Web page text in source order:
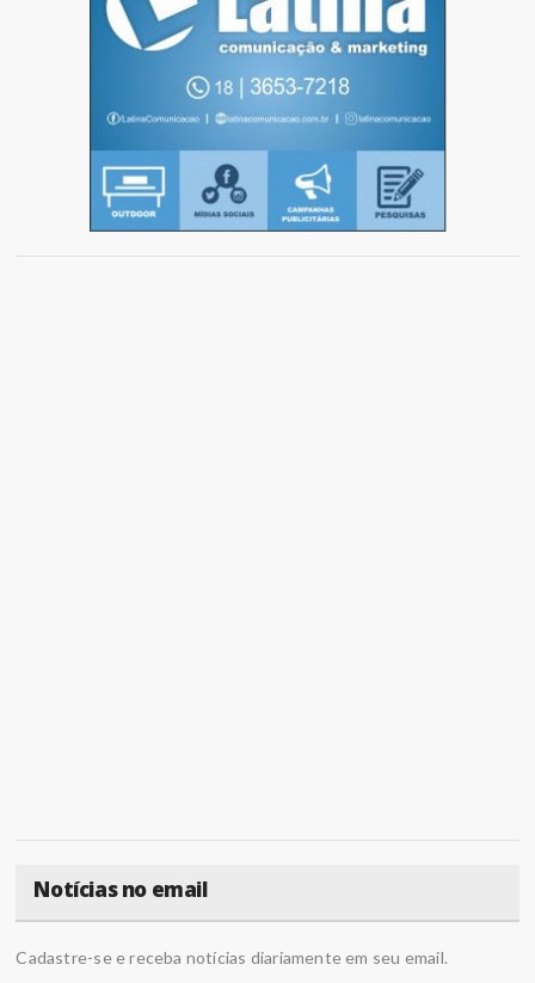
Notícias no email
Cadastre-se e receba notícias diariamente em seu email.